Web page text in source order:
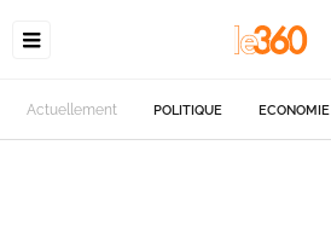
Actuellement POLITIQUE ECONOMIE